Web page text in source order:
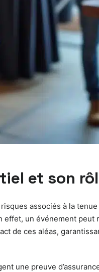
et son
associés à la
un événement
de ces aléas,
une preuve